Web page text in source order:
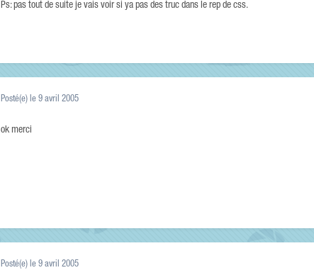
Ps: pas tout de suite je vais voir si ya pas des truc dans le rep de css.
Posté(e) le 9 avril 2005
ok merci
Posté(e) le 9 avril 2005